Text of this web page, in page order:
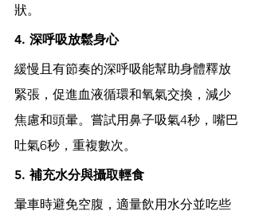
狀。
4. 深呼吸放鬆身心
緩慢且有節奏的深呼吸能幫助身體釋放
緊張，促進血液循環和氧氣交換，減少
焦慮和頭暈。嘗試用鼻子吸氣4秒，嘴巴
吐氣6秒，重複數次。
5. 補充水分與攝取輕食
暈車時避免空腹，適量飲用水分並吃些